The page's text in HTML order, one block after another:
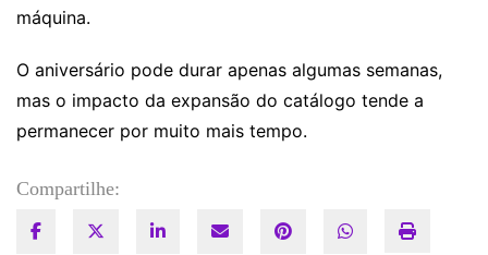
máquina.
O aniversário pode durar apenas algumas semanas,
mas o impacto da expansão do catálogo tende a
permanecer por muito mais tempo.
Compartilhe: